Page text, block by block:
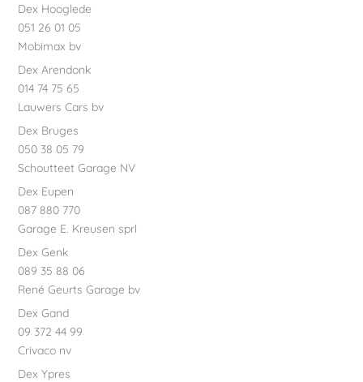
Dex Hooglede
051 26 01 05
Mobimax bv
Dex Arendonk
014 74 75 65
Lauwers Cars bv
Dex Bruges
050 38 05 79
Schoutteet Garage NV
Dex Eupen
087 880 770
Garage E. Kreusen sprl
Dex Genk
089 35 88 06
René Geurts Garage bv
Dex Gand
09 372 44 99
Crivaco nv
Dex Ypres